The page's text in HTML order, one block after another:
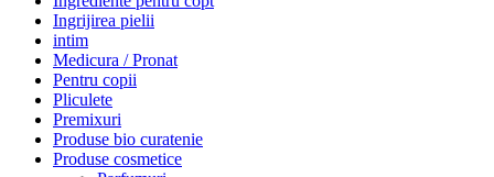
Ingrijirea pielii
intim
Medicura / Pronat
Pentru copii
Pliculete
Premixuri
Produse bio curatenie
Produse cosmetice